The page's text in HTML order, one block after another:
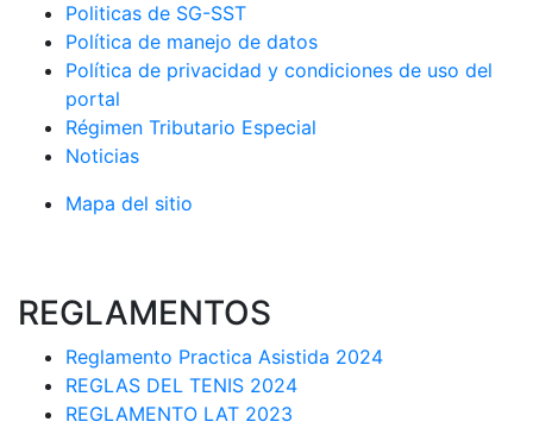
Politicas de SG-SST
Política de manejo de datos
Política de privacidad y condiciones de uso del
portal
Régimen Tributario Especial
Noticias
Mapa del sitio
REGLAMENTOS
Reglamento Practica Asistida 2024
REGLAS DEL TENIS 2024
REGLAMENTO LAT 2023